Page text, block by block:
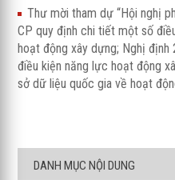
Thư mời tham dự “Hội nghị
CP quy định chi tiết một số
hoạt động xây dựng; Nghị
điều kiện năng lực hoạt động
sở dữ liệu quốc gia về hoạt
DANH MỤC NỘI DUNG